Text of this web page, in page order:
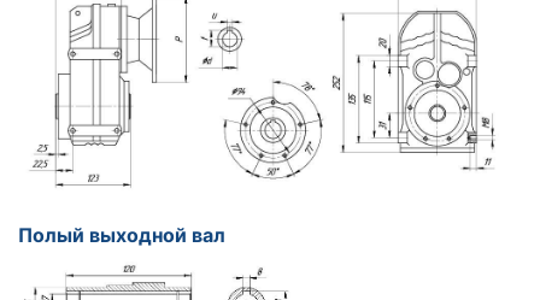
Полый выходной вал